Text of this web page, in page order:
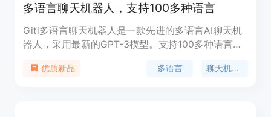
多语言聊天机器人，支持100多种语言
Giti多语言聊天机器人是一款先进的多语言AI聊天机
器人，采用最新的GPT-3模型。支持100多种语言，
解您母语的智能聊天机器人对话。
优质新品 多语言 聊天机器人